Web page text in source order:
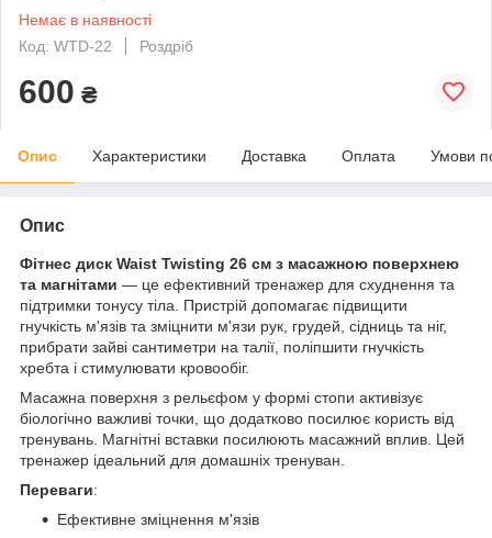
Немає в наявності
Код: WTD-22
Роздріб
600 ₴
Опис Характеристики Доставка Оплата Умови
Опис
Фітнес диск Waist Twisting 26 см з масажною поверхнею
та магнітами — це ефективний тренажер для схуднення та
підтримки тонусу тіла. Пристрій допомагає підвищити
гнучкість м'язів та зміцнити м'язи рук, грудей, сідниць та ніг,
прибрати зайві сантиметри на талії, поліпшити гнучкість
хребта і стимулювати кровообіг.
Масажна поверхня з рельєфом у формі стопи активізує
біологічно важливі точки, що додатково посилює користь від
тренувань. Магнітні вставки посилюють масажний вплив. Цей
тренажер ідеальний для домашніх тренуван.
Переваги:
Ефективне зміцнення м'язів